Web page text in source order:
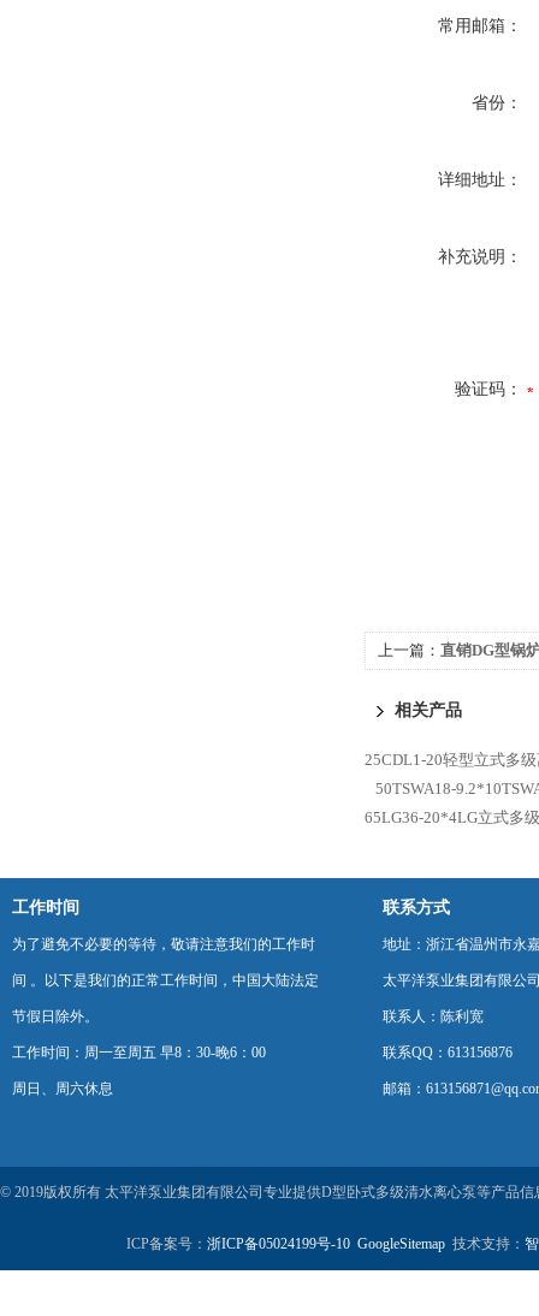
常用邮箱：
省份：
详细地址：
补充说明：
验证码：
上一篇： 直销DG型锅
相关产品
25CDL1-20轻型立式多
50TSWA18-
65LG36-20*4LG立式多
工作时间
为了避免不必要的等待，敬请注意我们的工作时
间 。以下是我们的正常工作时间，中国大陆法定
节假日除外。
工作时间：周一至周五 早8：30-晚6：00
周日、周六休息
联系方式
地址：浙江省温州市永
太平洋泵业集团有限公
联系人：陈利宽
联系QQ：613156876
邮箱：
© 2019版权所有 太平洋泵业集团有限公司专业提供D型卧式多级清水离心泵等产品
ICP备案号： 浙ICP备05024199号-10 GoogleSitemap技术支持：